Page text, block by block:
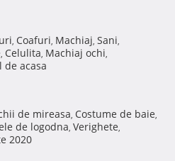
, Coafuri, Machiaj, Sani,
, Celulita, Machiaj ochi,
de acasa
de mireasa, Costume de baie,
de logodna, Verighete,
2020